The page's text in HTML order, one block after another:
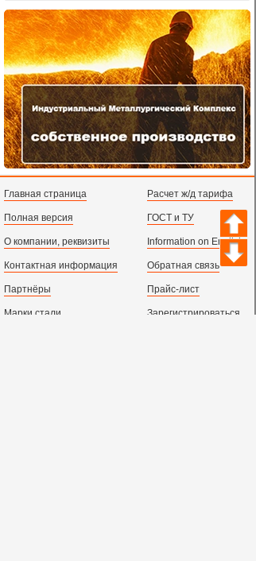
Главная страница
Полная версия
О компании, реквизиты
Контактная информация
Партнёры
Марки стали
Расчет ж/д тарифа
ГОСТ и ТУ
Information on English
Обратная связь
Прайс-лист
Зарегистрироваться